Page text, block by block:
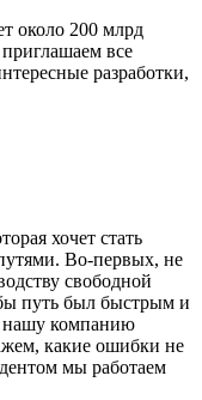
около 200 млрд
все
разработки,
хочет стать
Во-первых, не
свободной
путь был быстрым и
нашу компанию
какие ошибки не
мы работаем